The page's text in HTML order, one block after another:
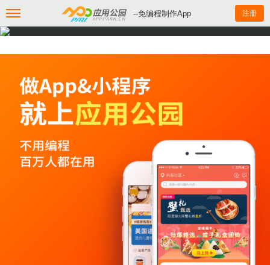
--免编程制作App 注册